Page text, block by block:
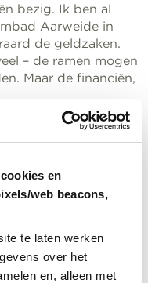
en
web beacons,
te laten werken
over het
en, alleen met
bezig. Ik ben al
Aarweide in
de geldzaken.
– de ramen mogen
Maar de financiën,
voor
cookies
u de blokkering